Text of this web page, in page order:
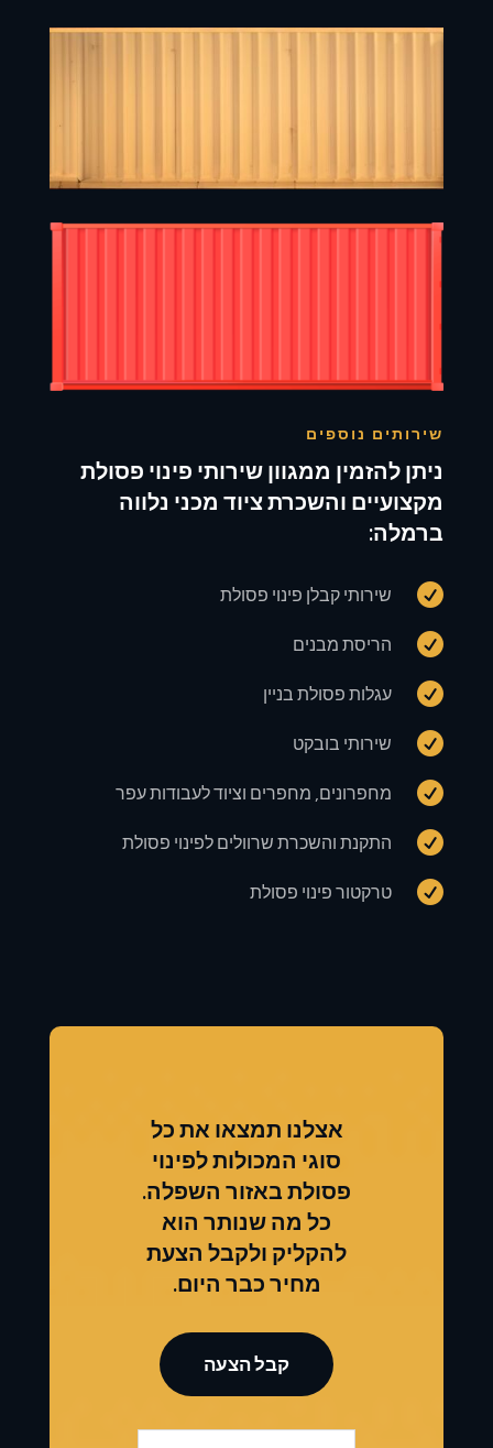
שירותים נוספים
ניתן להזמין ממגוון שירותי פינוי פסולת
מקצועיים והשכרת ציוד מכני נלווה
ברמלה:
 שירותי קבלן פינוי פסולת
 הריסת מבנים
 עגלות פסולת בניין
 שירותי בובקט
 מחפרונים, מחפרים וציוד לעבודות עפר
 התקנת והשכרת שרוולים לפינוי פסולת
 טרקטור פינוי פסולת
אצלנו תמצאו את כל
סוגי המכולות לפינוי
פסולת באזור השפלה.
כל מה שנותר הוא
להקליק ולקבל הצעת
מחיר כבר היום.
קבל הצעה